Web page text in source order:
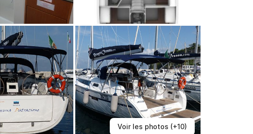
Voir les photos (+10)